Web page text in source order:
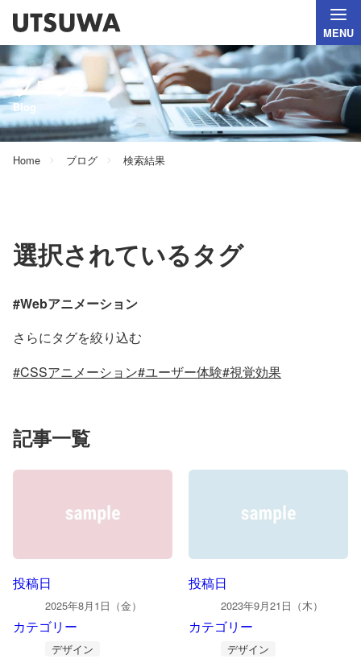
MENU
ブログ
Blog
Home ブログ 検索結果
選択されているタグ
#Webアニメーション
さらにタグを絞り込む
#CSSアニメーション#ユーザー体験#視覚効果
記事一覧
投稿日
2025年8月1日（金）
カテゴリー
デザイン
投稿日
2023年9月21日（木）
カテゴリー
デザイン